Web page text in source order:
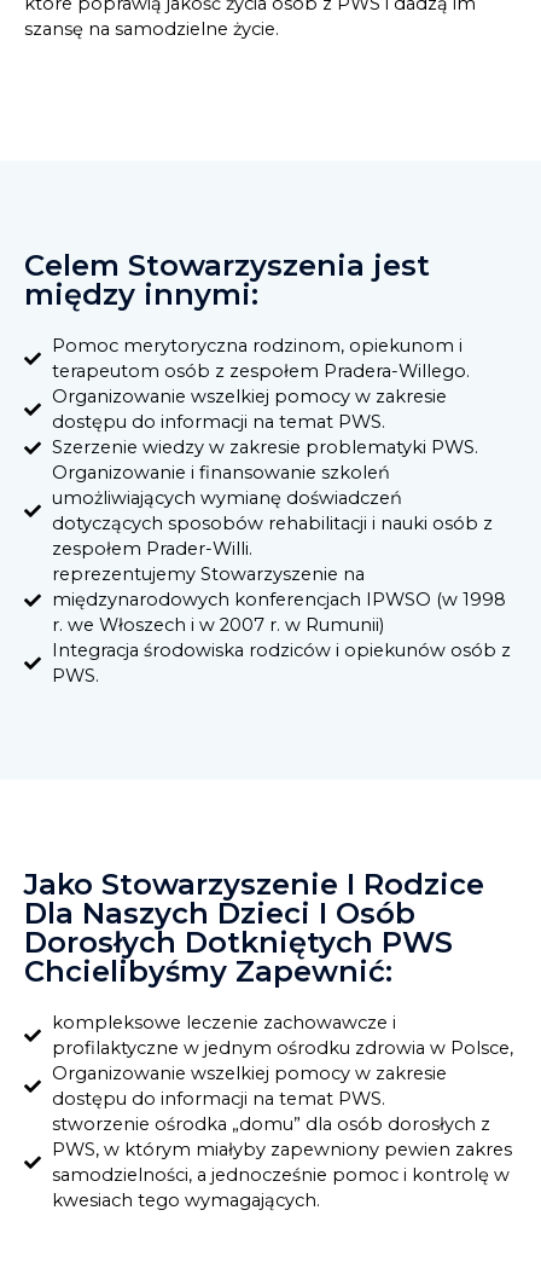
szansę na samodzielne życie.
Celem Stowarzyszenia jest
między innymi:
Pomoc merytoryczna rodzinom, opiekunom i
terapeutom osób z zespołem Pradera-Willego.
Organizowanie wszelkiej pomocy w zakresie
dostępu do informacji na temat PWS.
Szerzenie wiedzy w zakresie problematyki PWS.
Organizowanie i finansowanie szkoleń
umożliwiających wymianę doświadczeń
dotyczących sposobów rehabilitacji i nauki osób z
zespołem Prader-Willi.
reprezentujemy Stowarzyszenie na
międzynarodowych konferencjach IPWSO (w 1998
r. we Włoszech i w 2007 r. w Rumunii)
Integracja środowiska rodziców i opiekunów osób z
PWS.
Jako Stowarzyszenie I Rodzice
Dla Naszych Dzieci I Osób
Dorosłych Dotkniętych PWS
Chcielibyśmy Zapewnić:
kompleksowe leczenie zachowawcze i
profilaktyczne w jednym ośrodku zdrowia w Polsce,
Organizowanie wszelkiej pomocy w zakresie
dostępu do informacji na temat PWS.
stworzenie ośrodka „domu” dla osób dorosłych z
PWS, w którym miałyby zapewniony pewien zakres
samodzielności, a jednocześnie pomoc i kontrolę w
kwesiach tego wymagających.